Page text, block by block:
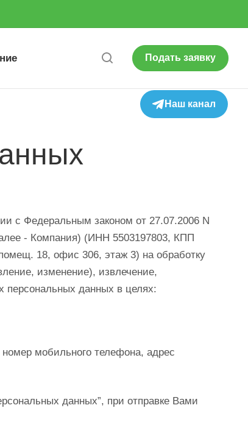
Подать заявку
данных”, при отправке Вами
мобильного телефона, адрес
с Федеральным законом от 27.07.2006 N
- Компания) (ИНН 5503197803, КПП
18, офис 306, этаж 3) на обработку
изменение), извлечение,
персональных данных в целях:
Наш канал